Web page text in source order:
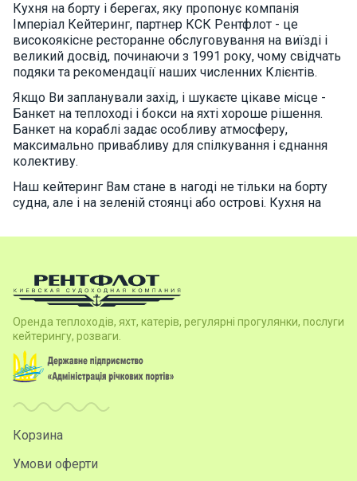
Кухня на борту і берегах, яку пропонує компанія
Імперіал Кейтеринг, партнер КСК Рентфлот - це
високоякісне ресторанне обслуговування на виїзді і
великий досвід, починаючи з 1991 року, чому свідчать
подяки та рекомендації наших численних Клієнтів.
Якщо Ви запланували захід, і шукаєте цікаве місце -
Банкет на теплоході і бокси на яхті хороше рішення.
Банкет на кораблі задає особливу атмосферу,
максимально привабливу для спілкування і єднання
колективу.
Наш кейтеринг Вам стане в нагоді не тільки на борту
судна, але і на зеленій стоянці або острові. Кухня на
надаючи якісний сервіс. Маючи великий досвід в
виконуємо побажання клієнтів, - будь то урочистий
прийом або офіційний коктейль, пікнік або гала-
вечеря, в приміщенні або на природі, - Рентфлот до
Ваших послуг.
Фуршет на теплоході в Києві або банкет на кораблі
можна замовити і в звичайному ресторані, але це не
гарантує своєчасність і якість послуг, що надаються.
Робота на борту теплохода вимагає особливої
враховувати особливості корабельної кухні - камбуза.
Готові меню нашого ресторану виїзного
Оренда теплоходів, яхт, катерів, регулярні прогулянки, послуги
кейтерингу, розваги.
Корзина
Умови оферти